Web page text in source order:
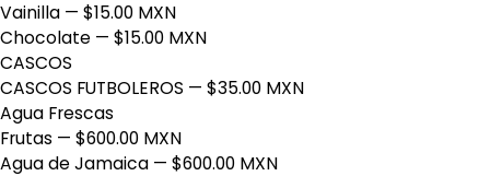
Vainilla — $15.00 MXN
Chocolate — $15.00 MXN
CASCOS
CASCOS FUTBOLEROS — $35.00 MXN
Agua Frescas
Frutas — $600.00 MXN
Agua de Jamaica — $600.00 MXN